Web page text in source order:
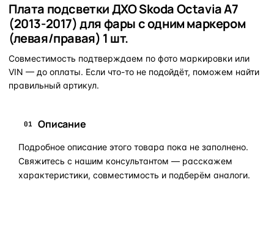
Плата подсветки ДХО Skoda Octavia A7
(2013-2017) для фары с одним маркером
(левая/правая) 1 шт.
Совместимость подтверждаем по фото маркировки или
VIN — до оплаты. Если что-то не подойдёт, поможем найти
правильный артикул.
01 Описание
Подробное описание этого товара пока не заполнено.
Свяжитесь с нашим консультантом — расскажем
характеристики, совместимость и подберём аналоги.